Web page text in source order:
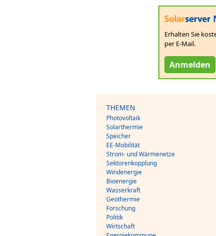
Erhalten Sie
per E-Mail.
Anmelden
THEMEN
Photovoltaik
Solarthermie
Speicher
EE-Mobilität
Strom- und Wärmenetze
Sektorenkopplung
Windenergie
Bioenergie
Wasserkraft
Geothermie
Forschung
Politik
Wirtschaft